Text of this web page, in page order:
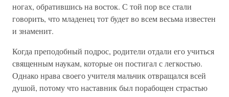
ногах, обратившись на восток. С той пор все стали
говорить, что младенец тот будет во всем весьма известен
и знаменит.
Когда преподобный подрос, родители отдали его учиться
священным наукам, которые он постигал с легкостью.
Однако нрава своего учителя мальчик отвращался всей
душой, потому что наставник был порабощен страстью